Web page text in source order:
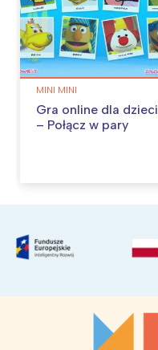
MINI MINI
Gra online dla dzieci
– Połącz w pary